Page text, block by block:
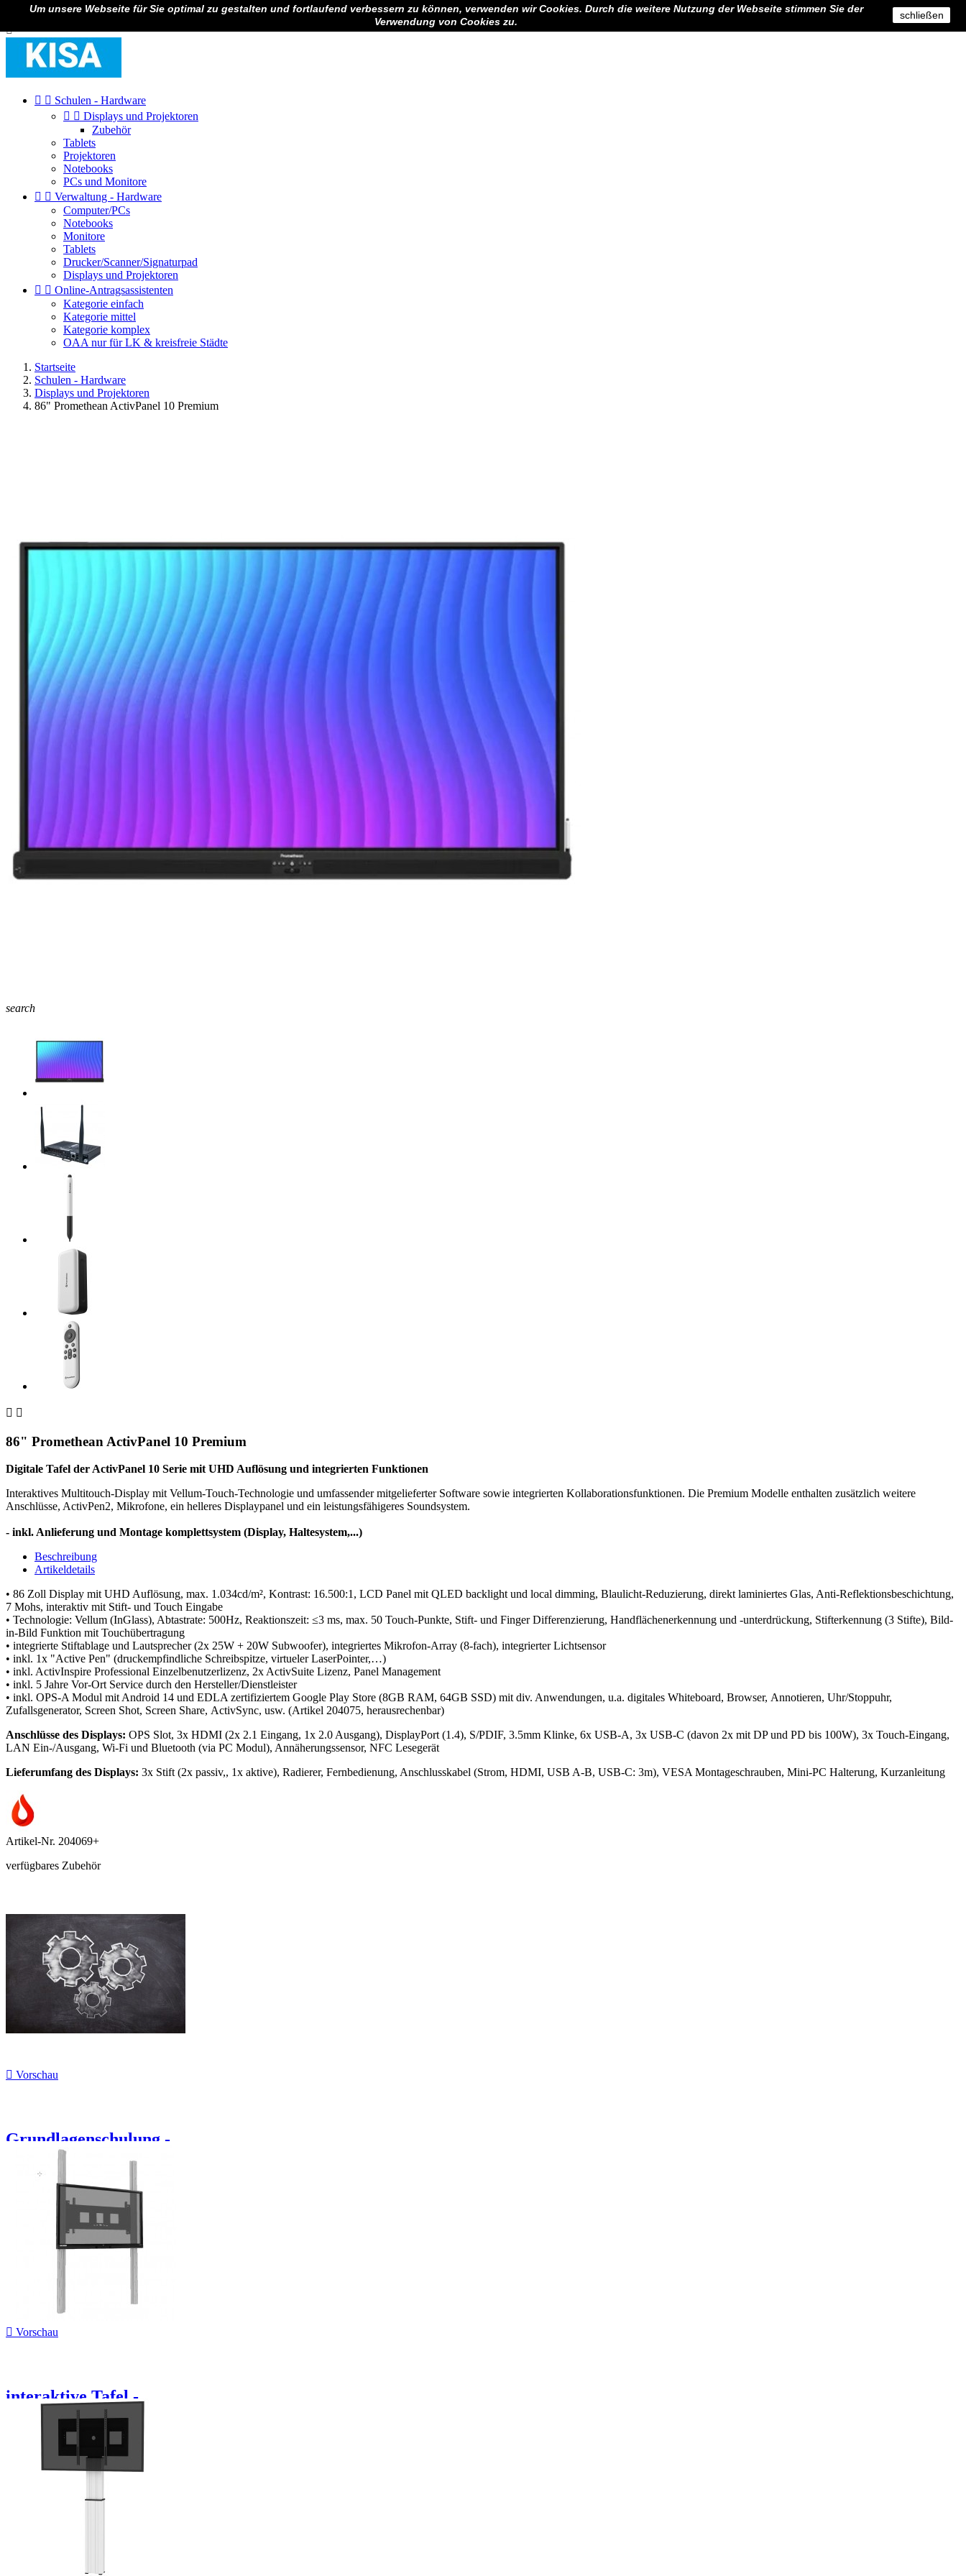
Um unsere Webseite für Sie optimal zu gestalten und fortlaufend verbessern zu können, verwenden wir Cookies. Durch die weitere Nutzung der Webseite stimmen Sie der
Verwendung von Cookies zu.
schließen
Anmelden

  Schulen - Hardware
  Displays und Projektoren
Zubehör
Tablets
Projektoren
Notebooks
PCs und Monitore
  Verwaltung - Hardware
Computer/PCs
Notebooks
Monitore
Tablets
Drucker/Scanner/Signaturpad
Displays und Projektoren
  Online-Antragsassistenten
Kategorie einfach
Kategorie mittel
Kategorie komplex
OAA nur für LK & kreisfreie Städte
Startseite
Schulen - Hardware
Displays und Projektoren
86" Promethean ActivPanel 10 Premium
search
 
86" Promethean ActivPanel 10 Premium
Digitale Tafel der ActivPanel 10 Serie mit UHD Auflösung und integrierten Funktionen
Interaktives Multitouch-Display mit Vellum-Touch-Technologie und umfassender mitgelieferter Software sowie integrierten Kollaborationsfunktionen. Die Premium Modelle enthalten zusätzlich weitere
Anschlüsse, ActivPen2, Mikrofone, ein helleres Displaypanel und ein leistungsfähigeres Soundsystem.
- inkl. Anlieferung und Montage komplettsystem (Display, Haltesystem,...)
Beschreibung
Artikeldetails
• 86 Zoll Display mit UHD Auflösung, max. 1.034cd/m², Kontrast: 16.500:1, LCD Panel mit QLED backlight und local dimming, Blaulicht-Reduzierung, direkt laminiertes Glas, Anti-Reflektionsbeschichtung,
7 Mohs, interaktiv mit Stift- und Touch Eingabe
• Technologie: Vellum (InGlass), Abtastrate: 500Hz, Reaktionszeit: ≤3 ms, max. 50 Touch-Punkte, Stift- und Finger Differenzierung, Handflächenerkennung und -unterdrückung, Stifterkennung (3 Stifte), Bild-
in-Bild Funktion mit Touchübertragung
• integrierte Stiftablage und Lautsprecher (2x 25W + 20W Subwoofer), integriertes Mikrofon-Array (8-fach), integrierter Lichtsensor
• inkl. 1x "Active Pen" (druckempfindliche Schreibspitze, virtueler LaserPointer,…)
• inkl. ActivInspire Professional Einzelbenutzerlizenz, 2x ActivSuite Lizenz, Panel Management
• inkl. 5 Jahre Vor-Ort Service durch den Hersteller/Dienstleister
• inkl. OPS-A Modul mit Android 14 und EDLA zertifiziertem Google Play Store (8GB RAM, 64GB SSD) mit div. Anwendungen, u.a. digitales Whiteboard, Browser, Annotieren, Uhr/Stoppuhr,
Zufallsgenerator, Screen Shot, Screen Share, ActivSync, usw. (Artikel 204075, herausrechenbar)
Anschlüsse des Displays: OPS Slot, 3x HDMI (2x 2.1 Eingang, 1x 2.0 Ausgang), DisplayPort (1.4), S/PDIF, 3.5mm Klinke, 6x USB-A, 3x USB-C (davon 2x mit DP und PD bis 100W), 3x Touch-Eingang,
LAN Ein-/Ausgang, Wi-Fi und Bluetooth (via PC Modul), Annäherungssensor, NFC Lesegerät
Lieferumfang des Displays: 3x Stift (2x passiv,, 1x aktive), Radierer, Fernbedienung, Anschlusskabel (Strom, HDMI, USB A-B, USB-C: 3m), VESA Montageschrauben, Mini-PC Halterung, Kurzanleitung
Artikel-Nr. 204069+
verfügbares Zubehör
 Vorschau
Grundlagenschulung -...
 Vorschau
interaktive Tafel -...